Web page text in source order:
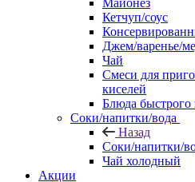
Майонез
Кетчуп/соус
Джем/варенье/
Чай
Смеси для
киселей
Блюда быстрого
Соки/напитки/вода
Назад
Соки/напитки/
Чай холодный
Акции